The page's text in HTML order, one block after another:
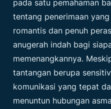
pada satu pemahaman
tentang penerimaan
romantis dan penuh
anugerah indah bagi
memenangkannya.
tantangan berupa
komunikasi yang tepat
menuntun hubungan